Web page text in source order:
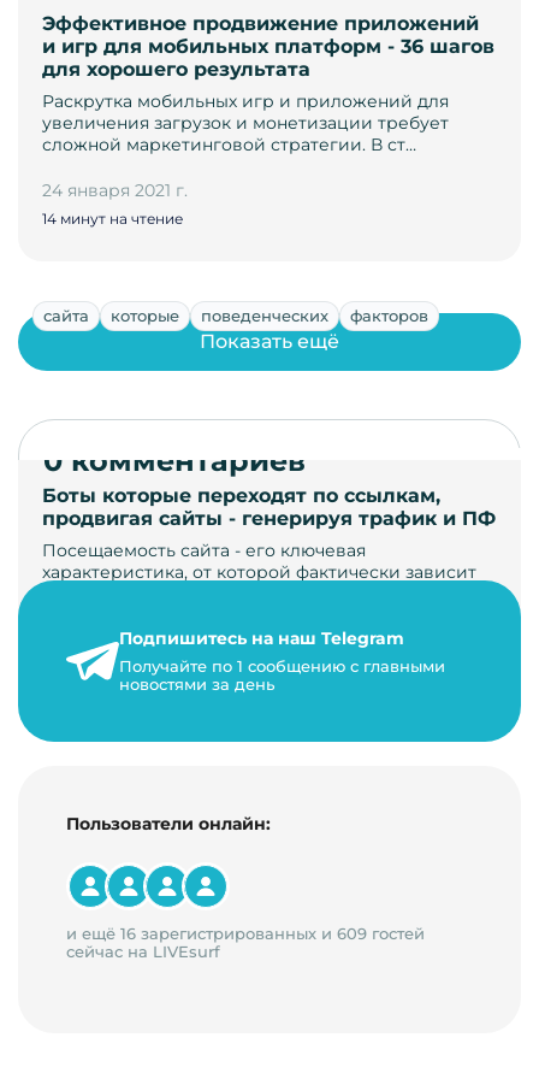
Эффективное продвижение приложений
и игр для мобильных платформ - 36 шагов
для хорошего результата
Раскрутка мобильных игр и приложений для
увеличения загрузок и монетизации требует
сложной маркетинговой стратегии. В ст…
24 января 2021 г.
14 минут на чтение
сайта которые поведенческих факторов
Боты которые переходят по ссылкам,
продвигая сайты - генерируя трафик и ПФ
Посещаемость сайта - его ключевая
характеристика, от которой фактически зависит
22 мая 2024 г.
9 минут на чтение
Показать ещё
0 комментариев
Подпишитесь на наш Telegram
Получайте по 1 сообщению с главными
новостями за день
Пользователи онлайн:
и ещё 16 зарегистрированных и 609 гостей
сейчас на LIVEsurf